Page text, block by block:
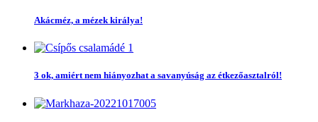
Akácméz, a mézek királya!
3 ok, amiért nem hiányozhat a savanyúság az étkezőasztalról!